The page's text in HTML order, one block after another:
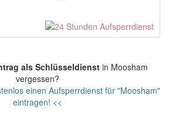
als Schlüsseldienst in Moosham
vergessen?
einen Aufsperrdienst für "Moosham"
eintragen! <<